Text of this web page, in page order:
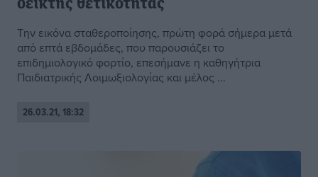
δείκτης θετικότητας
Την εικόνα σταθεροποίησης, πρώτη φορά σήμερα μετά
από επτά εβδομάδες, που παρουσιάζει το
επιδημιολογικό φορτίο, επεσήμανε η καθηγήτρια
Παιδιατρικής Λοιμωξιολογίας και μέλος ...
26.03.21, 18:32